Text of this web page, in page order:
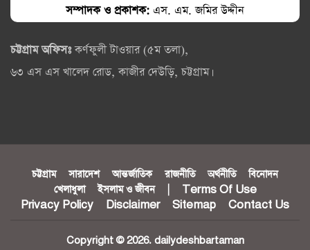
সম্পাদক ও প্রকাশক: এস. এম. জমির উদ্দীন
চট্টগ্রাম অফিসঃকর্ণফুলী টাওয়ার (৫ম তলা),
৬৩ এস এস খালেদ রোড, কাজীর দেউড়ি, চট্টগ্রাম।
চট্টগ্রাম সারাদেশ আন্তর্জাতিক রাজনীতি অর্থনীতি
বিনোদন
খেলাধুলা
ইসলাম ও জীবন
Terms Of Use
Privacy Policy
Disclaimer Sitemap Contact Us
Copyright © 2026. dailydeshbartaman